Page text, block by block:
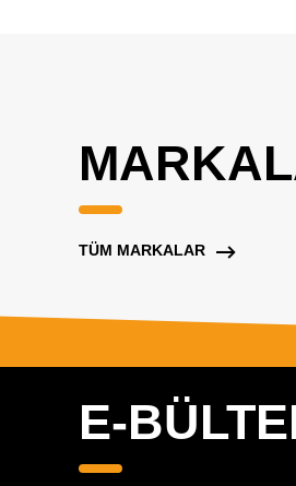
TÜM MARKALAR
E-